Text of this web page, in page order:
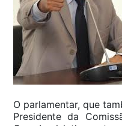
O parlamentar, que
Presidente da